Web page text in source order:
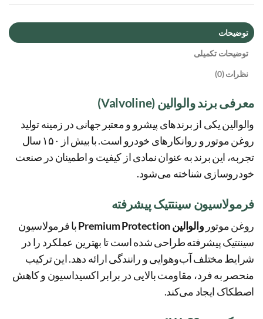
توضیحات
توضیحات تکمیلی
نظرات (0)
معرفی برند والوالین (Valvoline)
والوالین یکی از برندهای پیشرو و معتبر جهانی در زمینه تولید
روغن موتور و روانکارهای خودرو است. با بیش از ۱۵۰ سال
تجربه، این برند به عنوان نمادی از کیفیت و اطمینان در صنعت
خودروسازی شناخته می‌شود.
فرمولاسیون سینتتیک پیشرفته
روغن موتور والوالین Premium Protection
با فرمولاسیون
سینتتیک پیشرفته طراحی شده است تا بهترین عملکرد را در
شرایط مختلف آب‌وهوایی و رانندگی ارائه دهد. این ترکیب
منحصر به فرد، مقاومت بالایی در برابر اکسیداسیون و کاهش
اصطکاک ایجاد می‌کند.